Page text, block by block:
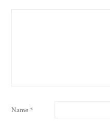
Name*